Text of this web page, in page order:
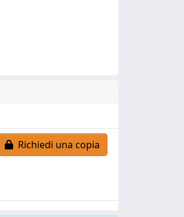
Richiedi una copia